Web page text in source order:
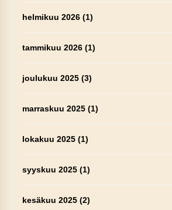
helmikuu 2026(1)
tammikuu 2026(1)
joulukuu 2025(3)
marraskuu 2025(1)
lokakuu 2025(1)
syyskuu 2025(1)
kesäkuu 2025(2)